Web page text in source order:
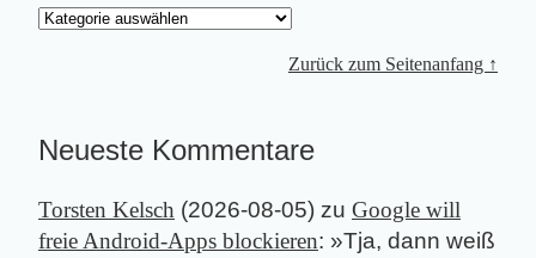
Zurück zum Seitenanfang ↑
Neueste Kommentare
Torsten Kelsch (2026-08-05) zu Google will
freie Android-Apps blockieren: »Tja, dann weiß